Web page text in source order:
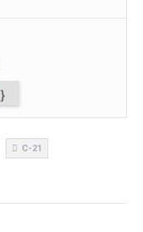
С-21